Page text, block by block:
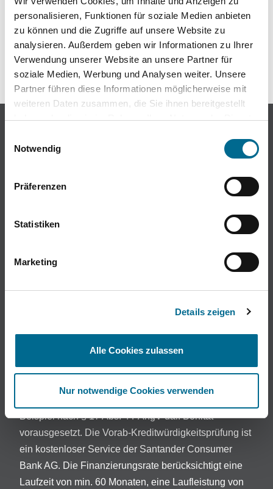
personalisieren, Funktionen für soziale Medien anbieten
zu können und die Zugriffe auf unsere Website zu
analysieren. Außerdem geben wir Informationen zu Ihrer
Verwendung unserer Website an unsere Partner für
soziale Medien, Werbung und Analysen weiter. Unsere
Partner führen diese Informationen möglicherweise mit
weiteren Daten zusammen, die Sie ihnen bereitgestellt
haben oder die sie im Rahmen Ihrer Nutzung der Dienste
Cookies, wenn Sie unsere Webseite weiterhin nutzen.
Notwendig
Präferenzen
Statistiken
Marketing
Details zeigen
Alle Cookies zulassen
Nur notwendige Cookies verwenden
Kontakt
Themenwelt
Unfall & Pannenhilfe
Hinweisgebersystem Cookie-Einstellungen
folgenden Link bereitgestellt:
BERESA Hinweisgeber
Die Bilder sind teilweise beispielhaft.
Preisabweichungen in Abhängigkeit von
Darlehensgeber: Openbank Deutschland AG ,
Beispiel nach § 17 Abs. 4 PAngV dar. Bonität
vorausgesetzt. Die Vorab-Kreditwürdigkeitsprüfung ist
ein kostenloser Service der Santander Consumer
Bank AG. Die Finanzierungsrate berücksichtigt eine
Laufzeit von min. 60 Monaten, eine Laufleistung von